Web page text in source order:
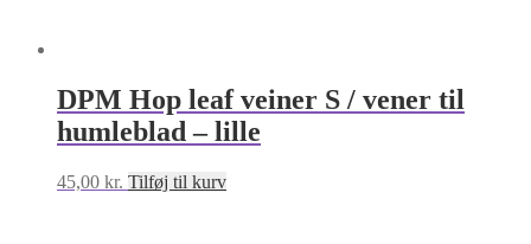
DPM Hop leaf veiner S / vener til
humleblad – lille
45,00 kr. Tilføj til kurv